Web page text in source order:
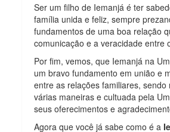
Ser um filho de Iemanjá é ter
família unida e feliz, sempre
fundamentos de uma boa relação
comunicação e a veracidade entre
Por fim, vemos, que Iemanjá na
um bravo fundamento em união e
entre as relações familiares,
várias maneiras e cultuada pela
seus oferecimentos e
Agora que você já sabe como é a